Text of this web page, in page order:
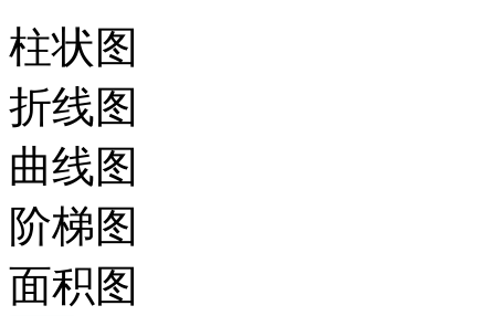
柱状图
折线图
曲线图
阶梯图
面积图